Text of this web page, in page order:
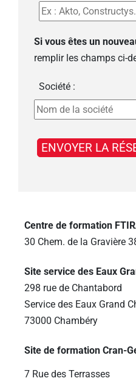
Si vous êtes un
remplir les champs ci-
Société :
Centre de formation
30 Chem. de la Gravière
Site service des Eaux
298 rue de Chantabord
Service des Eaux Grand
73000 Chambéry
Site de formation Cran-
7 Rue des Terrasses